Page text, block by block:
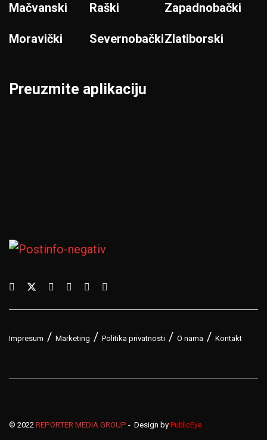
Mačvanski
Moravički
Raški
Severnobački
Zapadnobački
Zlatiborski
Preuzmite aplikaciju
Impresum Marketing Politika privatnosti O nama Kontakt
© 2022 REPORTER MEDIA GROUP - Design by PublicEye